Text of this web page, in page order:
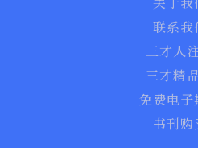
联系我
三才人
三才精
免费电子
书刊购